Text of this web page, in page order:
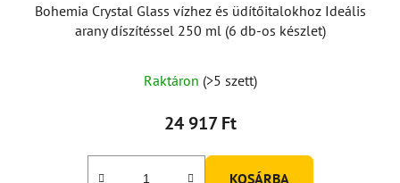
Bohemia Crystal Glass vízhez és üdítőitalokhoz Ideális
arany díszítéssel 250 ml (6 db-os készlet)
Raktáron (>5 szett)
24 917 Ft
KOSÁRBA